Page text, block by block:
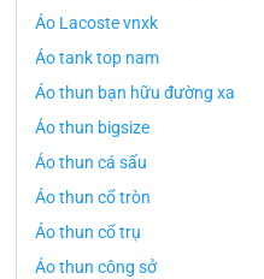
Áo Lacoste vnxk
Áo tank top nam
Áo thun bạn hữu đường xa
Áo thun bigsize
Áo thun cá sấu
Áo thun cổ tròn
Áo thun cổ trụ
Áo thun công sở